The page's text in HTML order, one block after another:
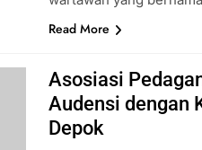
Read More
Asosiasi
Audensi dengan
Depok